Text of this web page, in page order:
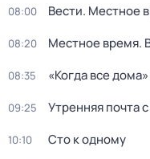
08:00 Вести. Местное
08:20 Местное время.
08:35 «Когда все
09:25 Утренняя почта
10:10 Сто к одному